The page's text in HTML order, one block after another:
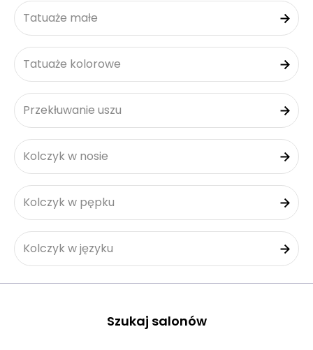
Tatuaże małe
Tatuaże kolorowe
Przekłuwanie uszu
Kolczyk w nosie
Kolczyk w pępku
Kolczyk w języku
Szukaj salonów